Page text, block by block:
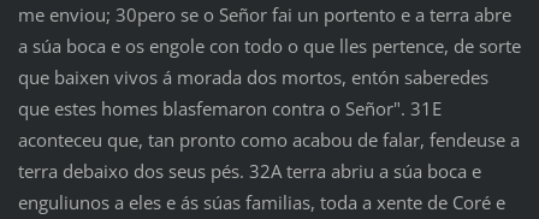
me enviou; 30pero se o Señor fai un portento e a terra abre
a súa boca e os engole con todo o que lles pertence, de sorte
que baixen vivos á morada dos mortos, entón saberedes
que estes homes blasfemaron contra o Señor". 31E
aconteceu que, tan pronto como acabou de falar, fendeuse a
terra debaixo dos seus pés. 32A terra abriu a súa boca e
enguliunos a eles e ás súas familias, toda a xente de Coré e